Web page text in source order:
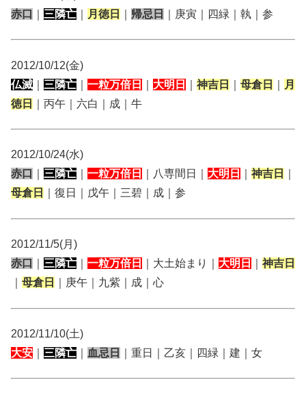
赤口
三隣亡 月徳日 帰忌日 ｜庚寅｜四緑｜執｜参
2012/10/12(金)
仏滅
三隣亡 一粒万倍日 大明日 神吉日 母倉日
月
徳日
｜丙午｜六白｜成｜牛
2012/10/24(水)
赤口
三隣亡 一粒万倍日 ｜八専間日｜ 大明日 神吉日
母倉日
｜復日｜戊午｜三碧｜成｜参
2012/11/5(月)
赤口
三隣亡 一粒万倍日 ｜大土始まり｜ 大明日
神吉日
母倉日 ｜庚午｜九紫｜成｜心
2012/11/10(土)
大安
三隣亡 血忌日 ｜重日｜乙亥｜四緑｜建｜女